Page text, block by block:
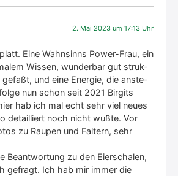
2. Mai 2023 um 17:13 Uhr
Eine Wahn­sinns Power-Frau, ein
Wis­sen, wun­der­bar gut struk­
und eine Ener­gie, die anste­
nun schon seit 2021 Birgits
hab ich mal echt sehr viel neu­es
detail­liert noch nicht wuß­te. Vor
zu Rau­pen und Fal­tern, sehr
Beant­wor­tung zu den Eier­scha­len,
gefragt. Ich hab mir immer die